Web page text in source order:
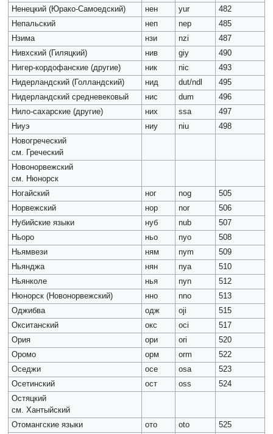
Ненецкий (Юрако-Самоедский)
нен yur
482
Непальский
неп nep
485
Нзима
нзи nzi
487
Нивхский (Гиляцкий)
нив giy
490
Нигер-кордофанские (другие)
ник nic
493
Нидерландский (Голландский)
нид dut/ndl
495
Нидерландский средневековый
нис dum
496
Нило-сахарские (другие)
них ssa
497
Ниуэ
ниу niu
498
Новогреческий
см. Греческий
Новонорвежский
см. Нюнорск
Ногайский
ног nog
505
Норвежский
нор nor
506
Нубийские языки
нуб nub
507
Ньоро
ньо nyo
508
Ньямвези
ням nym
509
Ньянджа
нян nya
510
Ньянколе
нья nyn
512
Нюнорск (Новонорвежский)
нно nno
513
Оджибва
одж oji
515
Окситанский
окс oci
517
Ория
ори ori
520
Оромо
орм orm
522
Оседжи
осе osa
523
Осетинский
ост oss
524
Остяцкий
см. Хантыйский
Отомангские языки
ото oto 525